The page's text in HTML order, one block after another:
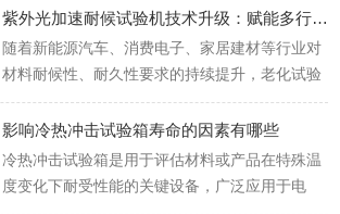
复。以下从常见故障类型、解决方案及预防措施
展开分析：一、灯管相关故障-灯管不亮-电源问
题：检查电源线路是否短路或断...
紫外光加速耐候试验机技术升级：赋能多行业材料可靠性测试
随着新能源汽车、消费电子、家居建材等行业对
材料耐候性、耐久性要求的持续提升，老化试验
设备作为材料可靠性测试的核心工具，正迎来市
场需求的快速增长。据GrandViewResearch发布
的《2025全球材料测试设备市场报告》显示，
2025年全...
影响冷热冲击试验箱寿命的因素有哪些
冷热冲击试验箱是用于评估材料或产品在特殊温
度变化下耐受性能的关键设备，广泛应用于电